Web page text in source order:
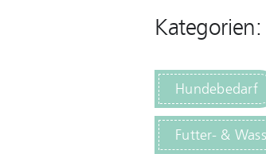
Kategorien:
Hundebedarf
Futter- &